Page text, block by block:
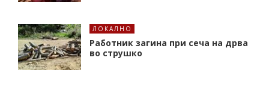
ЛОКАЛНО
Работник загина при сеча на дрва
во струшко